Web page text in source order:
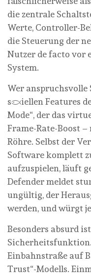
die zentrale
Werte, Controller-
die Steuerung der
Nutzer de facto vor
System.
Wer anspruchsvolle
speziellen Features
Mode“, der das
Frame-Rate-Boost
Röhre. Selbst der
Software komplett
aufzuspielen, läuft
Defender meldet
ungültig, der
werden, und würgt
Besonders absurd
Einbahnstraße auf
Trust“-Modells.